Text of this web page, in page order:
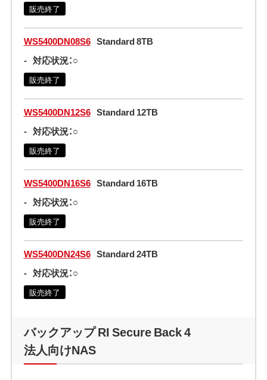
販売終了
WS5400DN08S6 Standard 8TB
- 対応状況：○
販売終了
WS5400DN12S6 Standard 12TB
- 対応状況：○
販売終了
WS5400DN16S6 Standard 16TB
- 対応状況：○
販売終了
WS5400DN24S6 Standard 24TB
- 対応状況：○
販売終了
バックアップ RI Secure Back 4
法人向けNAS